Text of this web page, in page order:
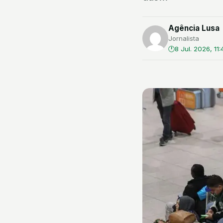
Agência Lusa
Jornalista
8 Jul. 2026,